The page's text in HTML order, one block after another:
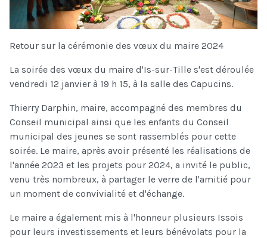
Retour sur la cérémonie des vœux du maire 2024
La soirée des vœux du maire d'Is-sur-Tille s'est déroulée
vendredi 12 janvier à 19 h 15, à la salle des Capucins.
Thierry Darphin, maire, accompagné des membres du
Conseil municipal ainsi que les enfants du Conseil
municipal des jeunes se sont rassemblés pour cette
soirée. Le maire, après avoir présenté les réalisations de
l'année 2023 et les projets pour 2024, a invité le public,
venu très nombreux, à partager le verre de l'amitié pour
un moment de convivialité et d'échange.
Le maire a également mis à l'honneur plusieurs Issois
pour leurs investissements et leurs bénévolats pour la